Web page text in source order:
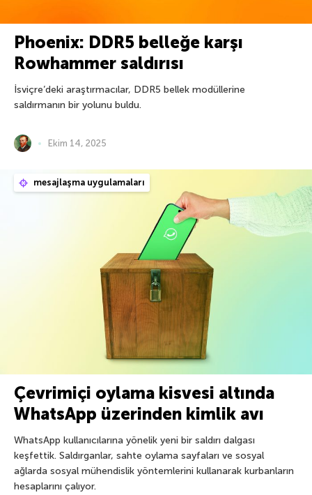
Phoenix: DDR5 belleğe karşı
Rowhammer saldırısı
İsviçre’deki araştırmacılar, DDR5 bellek modüllerine
saldırmanın bir yolunu buldu.
Ekim 14, 2025
mesajlaşma uygulamaları
Çevrimiçi oylama kisvesi altında
WhatsApp üzerinden kimlik avı
WhatsApp kullanıcılarına yönelik yeni bir saldırı dalgası
keşfettik. Saldırganlar, sahte oylama sayfaları ve sosyal
ağlarda sosyal mühendislik yöntemlerini kullanarak kurbanların
hesaplarını çalıyor.